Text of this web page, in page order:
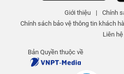
Giới thiệu | Chính
Chính sách bảo vệ thông tin khách
Liên hệ
Bản Quyền thuộc về